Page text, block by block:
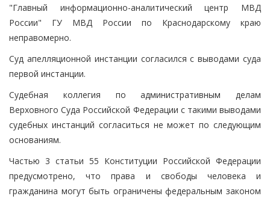
"Главный информационно-аналитический центр МВД
России" ГУ МВД России по Краснодарскому краю
неправомерно.
Суд апелляционной инстанции согласился с выводами суда
первой инстанции.
Судебная коллегия по административным делам
Верховного Суда Российской Федерации с такими выводами
судебных инстанций согласиться не может по следующим
основаниям.
Частью 3 статьи 55 Конституции Российской Федерации
предусмотрено, что права и свободы человека и
гражданина могут быть ограничены федеральным законом